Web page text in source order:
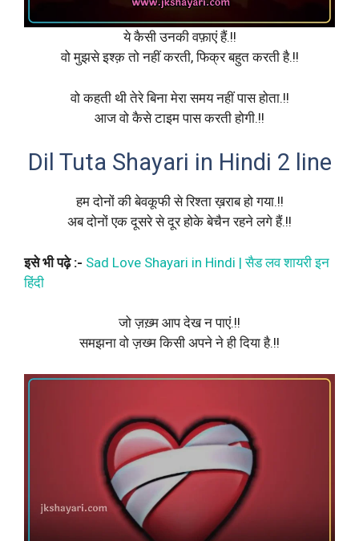
ये कैसी उनकी वफ़ाएं हैं.!!
वो मुझसे इश्क़ तो नहीं करती, फिक्र बहुत करती है.!!
वो कहती थी तेरे बिना मेरा समय नहीं पास होता.!!
आज वो कैसे टाइम पास करती होगी.!!
Dil Tuta Shayari in Hindi 2 line
हम दोनों की बेवकूफी से रिश्ता ख़राब हो गया.!!
अब दोनों एक दूसरे से दूर होके बेचैन रहने लगे हैं.!!
इसे भी पढ़े :- Sad Love Shayari in Hindi | सैड लव शायरी इन
हिंदी
जो ज़ख़्म आप देख न पाएं.!!
समझना वो ज़ख्म किसी अपने ने ही दिया है.!!